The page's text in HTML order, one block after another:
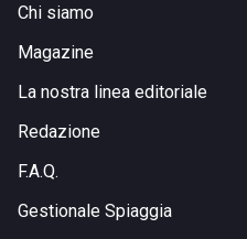
Chi siamo
Magazine
La nostra linea editoriale
Redazione
F.A.Q.
Gestionale Spiaggia